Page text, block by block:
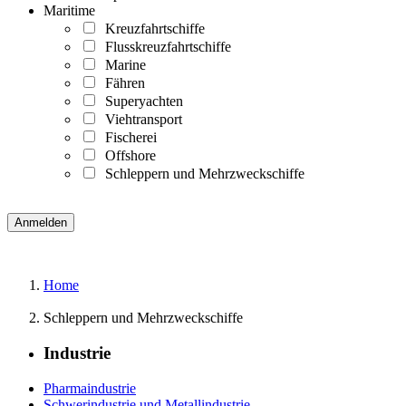
Maritime
Kreuzfahrtschiffe
Flusskreuzfahrtschiffe
Marine
Fähren
Superyachten
Viehtransport
Fischerei
Offshore
Schleppern und Mehrzweckschiffe
Home
Schleppern und Mehrzweckschiffe
Industrie
Pharmaindustrie